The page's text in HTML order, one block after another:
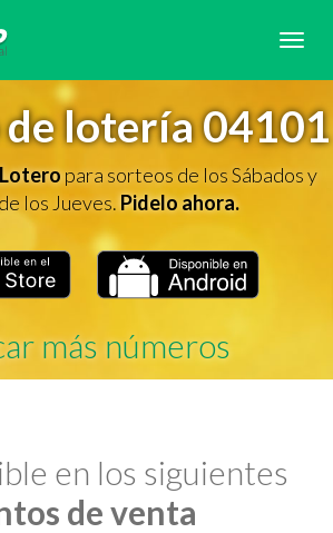
lotería 04101
para sorteos de los Sábados y
los Jueves.Pidelo ahora.
más números
en los siguientes
de venta